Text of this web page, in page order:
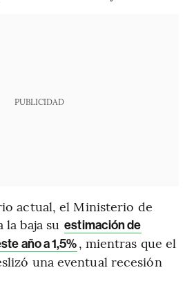
PUBLICIDAD
actual, el Ministerio de
la baja su estimación de
año a 1,5%, mientras que el
una eventual recesión